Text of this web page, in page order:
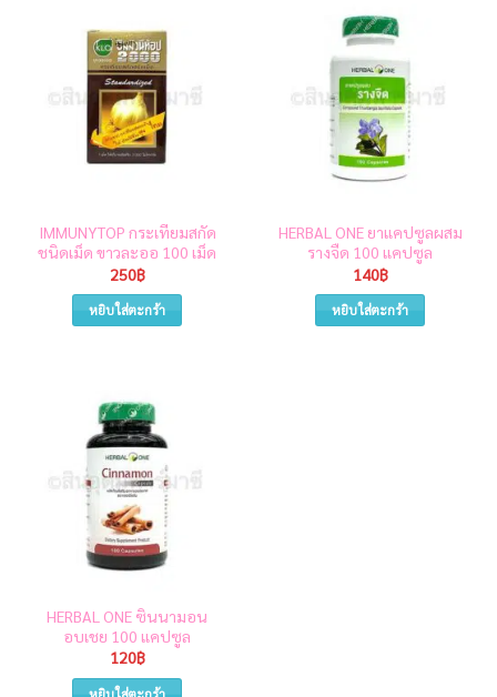
IMMUNYTOP กระเทียมสกัด
ชนิดเม็ด ขาวละออ 100 เม็ด
250฿
หยิบใส่ตะกร้า
HERBAL ONE ยาแคปซูลผสม
รางจืด 100 แคปซูล
140฿
หยิบใส่ตะกร้า
HERBAL ONE ซินนามอน
อบเชย 100 แคปซูล
120฿